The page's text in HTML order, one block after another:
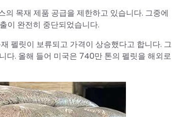
의 목재 제품 공급을 제한하고 있습니다. 그중에
이 완전히 중단되었습니다.
펠릿이 보류되고 가격이 상승했다고 합니다. 그
다. 올해 들어 미국은 740만 톤의 펠릿을 해외로